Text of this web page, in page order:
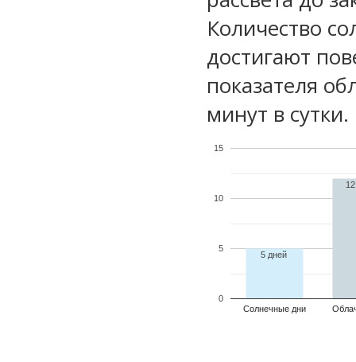
Количество
достигают
показателя
минут в сутки.
Солнечные дни
0
5
10
15
5 дней